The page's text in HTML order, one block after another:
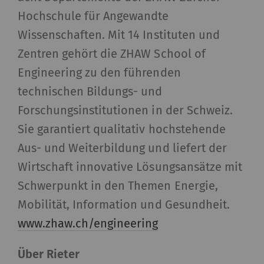
Hochschule für Angewandte
Wissenschaften. Mit 14 Instituten und
Zentren gehört die ZHAW School of
Engineering zu den führenden
technischen Bildungs- und
Forschungsinstitutionen in der Schweiz.
Sie garantiert qualitativ hochstehende
Aus- und Weiterbildung und liefert der
Wirtschaft innovative Lösungsansätze mit
Schwerpunkt in den Themen Energie,
Mobilität, Information und Gesundheit.
www.zhaw.ch/engineering
Über Rieter
Statistik-Cookies helfen Webseiten-Besitzern zu
verstehen, wie Besucher mit Webseiten
interagieren, indem Informationen anonym
gesammelt und gemeldet werden. Marketing-
Cookies werden verwendet, um Besuchern auf
Webseiten zu folgen. Die Absicht ist, Anzeigen zu
zeigen, die relevant und ansprechend für den
einzelnen Benutzer und daher wertvoller für
Publisher und werbetreibende Drittparteien
sind.
Name Beschreibung Gültigkeit
_ga
Registriert eine
eindeutige ID. Wird
statistische Daten zu
2 Jahre